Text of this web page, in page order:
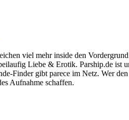
viel mehr inside den
Liebe & Erotik. Parship.de ist
Finder gibt parece im Netz. Wer
Aufnahme schaffen.